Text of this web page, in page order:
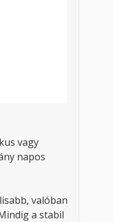
vagy
napos
valóban
a stabil